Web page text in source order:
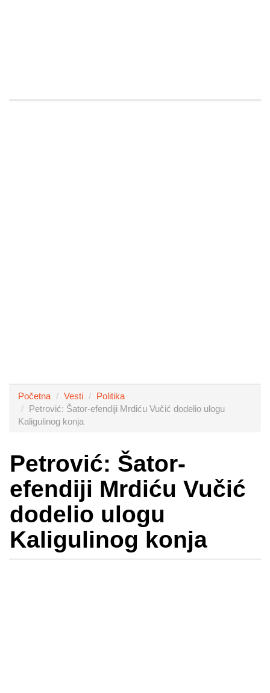
Početna Vesti
Politika
Petrović: Šator-efendiji Mrdiću Vučić dodelio ulogu
Kaligulinog konja
Petrović: Šator-
efendiji Mrdiću Vučić
dodelio ulogu
Kaligulinog konja